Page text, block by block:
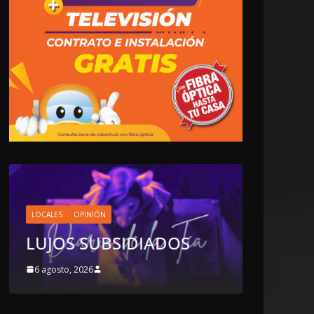
LOCALES OPINIÓN
EN LAS TRIPAS DEL
JAGUAR: 06 DE AGOSTO
DE 2026
6 agosto, 2026